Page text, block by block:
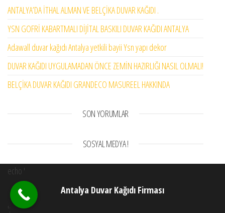
ANTALYA’DA İTHAL ALMAN VE BELÇİKA DUVAR KAĞIDI .
YSN GOFRİ KABARTMALI DİJİTAL BASKILI DUVAR KAĞIDI ANTALYA
Adawall duvar kağıdı Antalya yetkili bayii Ysn yapı dekor
DUVAR KAĞIDI UYGULAMADAN ÖNCE ZEMİN HAZIRLIĞI NASIL OLMALI!
BELÇİKA DUVAR KAĞIDI GRANDECO MASUREEL HAKKINDA
SON YORUMLAR
SOSYAL MEDYA !
echo '
Antalya Duvar Kağıdı Firması
';